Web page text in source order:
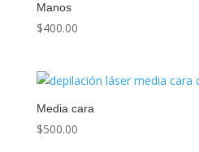
Manos
$400.00
Media cara
$500.00